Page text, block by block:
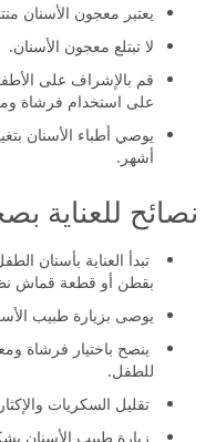
يعتبر معجون الأسنان
لا تبتلع معجون الأسنان.
قم بالإشراف على
على استخدام فرشاة
أشهر.
نصائح للعناية
تبدأ العناية بأسنان
بقطن أو قطعة قماش
يوصى بزيارة طبيب
ينصح باختيار فرشاة
للطفل.
تقليل السكريات